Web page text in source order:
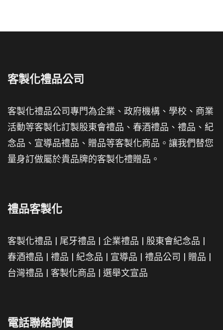
客製化禮品公司
客製化禮品公司專門為企業、政府機構、學校、商業
活動等客製化訂製股東會禮品、春酒禮品、禮品、紀
念品、宣導品禮品、贈品等客製化商品。讓我們替您
量身訂做屬於貴品牌的客製化禮贈品。
禮品客製化
客製化禮品 | 尾牙禮品 | 企業禮品 | 股東會紀念品 |
春酒禮品 | 禮品 | 紀念品 | 宣導品 | 禮品公司 | 贈品 |
台灣禮品 | 客製化商品 | 選舉文宣品
電話聯絡詢價